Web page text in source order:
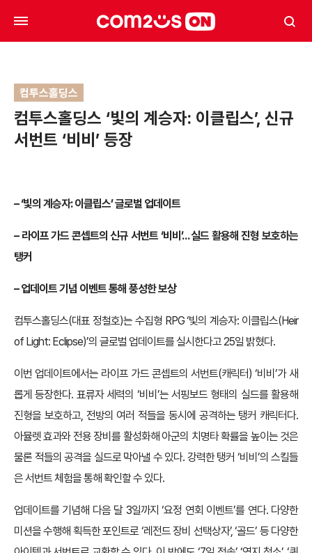
컴투스홀딩스
컴투스홀딩스 ‘빛의 계승자: 이클립스’, 신규
서번트 ‘비비’ 등장
– ‘빛의 계승자: 이클립스’ 글로벌 업데이트
– 라이프 가드 콘셉트의 신규 서번트 ‘비비’… 실드 활용해 진형 보호하는
탱커
– 업데이트 기념 이벤트 통해 풍성한 보상
컴투스홀딩스(대표 정철호)는 수집형 RPG ‘빛의 계승자: 이클립스(Heir
of Light: Eclipse)’의 글로벌 업데이트를 실시한다고 25일 밝혔다.
이번 업데이트에서는 라이프 가드 콘셉트의 서번트(캐릭터) ‘비비’가 새
롭게 등장한다. 표류자 세력의 ‘비비’는 서핑보드 형태의 실드를 활용해
진형을 보호하고, 전방의 여러 적들을 동시에 공격하는 탱커 캐릭터다.
아뮬렛 효과와 전용 장비를 활성화해 아군의 치명타 확률을 높이는 것은
물론 적들의 공격을 실드로 막아낼 수 있다. 강력한 탱커 ‘비비’의 스킬들
은 서번트 체험을 통해 확인할 수 있다.
업데이트를 기념해 다음 달 3일까지 ‘요정 연회 이벤트’를 연다. 다양한
미션을 수행해 획득한 포인트로 ‘레전드 장비 선택상자’, ‘골드’ 등 다양한